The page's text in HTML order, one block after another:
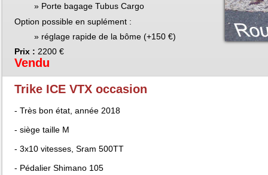
Porte bagage Tubus Cargo
Option possible en suplément :
réglage rapide de la bôme (+150 €)
Prix : 2200 €
Vendu
Trike ICE VTX occasion
- Très bon état, année 2018
- siège taille M
- 3x10 vitesses, Sram 500TT
- Pédalier Shimano 105